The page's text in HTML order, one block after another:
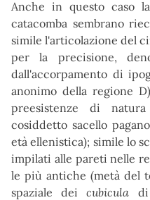
Anche in questo caso
catacomba sembrano
simile l'articolazione del
per la precisione,
dall'accorpamento di
anonimo della regione
preesistenze di
cosiddetto sacello
età ellenistica); simile lo
impilati alle pareti nelle
le più antiche (metà del
spaziale deicubicula